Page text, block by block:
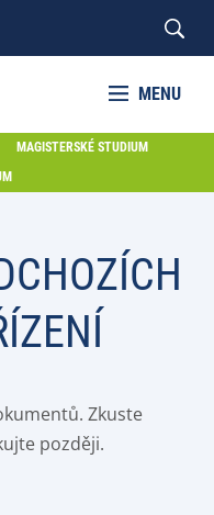
MENU
MAGISTERSKÉ STUDIUM
Zkuste
později.